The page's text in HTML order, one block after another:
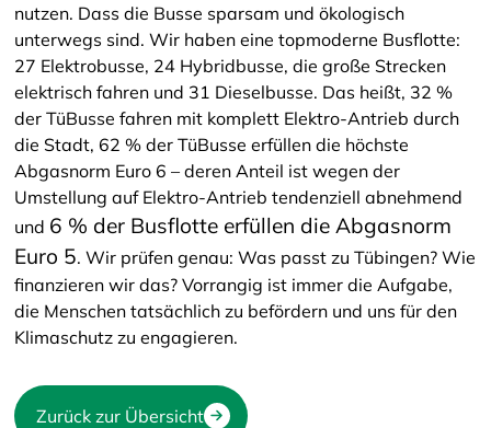
nutzen. Dass die Busse sparsam und ökologisch
unterwegs sind. Wir haben eine topmoderne Busflotte:
27 Elektrobusse, 24 Hybridbusse, die große Strecken
elektrisch fahren und 31 Dieselbusse. Das heißt, 32 %
der TüBusse fahren mit komplett Elektro-Antrieb durch
die Stadt, 62 % der TüBusse erfüllen die höchste
Abgasnorm Euro 6 – deren Anteil ist wegen der
Umstellung auf Elektro-Antrieb tendenziell abnehmend
und 6 % der Busflotte erfüllen die Abgasnorm
Euro 5. Wir prüfen genau: Was passt zu Tübingen? Wie
finanzieren wir das? Vorrangig ist immer die Aufgabe,
die Menschen tatsächlich zu befördern und uns für den
Klimaschutz zu engagieren.
Zurück zur Übersicht